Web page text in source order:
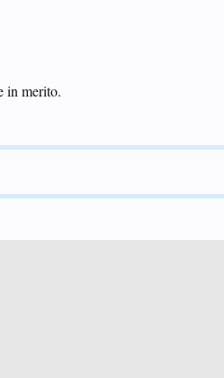
in merito.